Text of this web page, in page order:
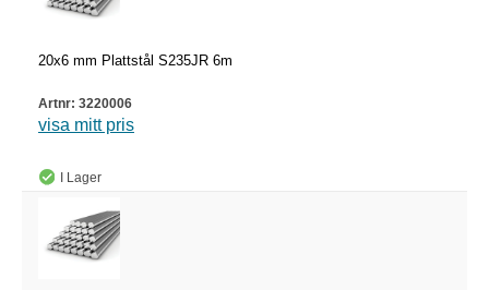
20x6 mm Plattstål S235JR 6m
3220006
visa mitt pris
I Lager